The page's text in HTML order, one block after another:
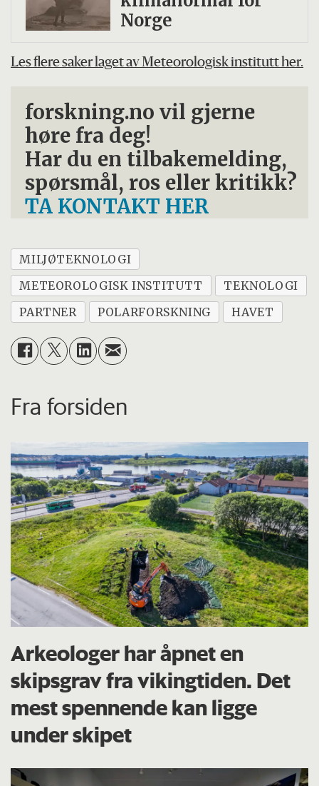
Norge
Les flere saker laget av Meteorologisk institutt her.
forskning.no vil gjerne
høre fra deg!
Har du en tilbakemelding,
spørsmål, ros eller kritikk?
TA KONTAKT HER
MILJØTEKNOLOGI
METEOROLOGISK INSTITUTT
TEKNOLOGI
PARTNER
POLARFORSKNING HAVET
Fra forsiden
Arkeologer har åpnet en
skipsgrav fra vikingtiden. Det
mest spennende kan ligge
under skipet